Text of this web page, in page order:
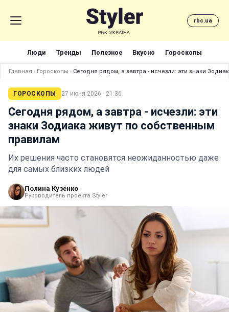
rbc.ua
Люди Тренды Полезное Вкусно Гороскопы
Главная › Гороскопы › Сегодня рядом, а завтра - исчезли: эти знаки
ГОРОСКОПЫ 27 июня 2026 · 21:36
Сегодня рядом, а завтра - исчезли: эти
знаки Зодиака живут по собственным
правилам
Их решения часто становятся неожиданностью даже
для самых близких людей
Полина Кузенко
Руководитель проекта Styler